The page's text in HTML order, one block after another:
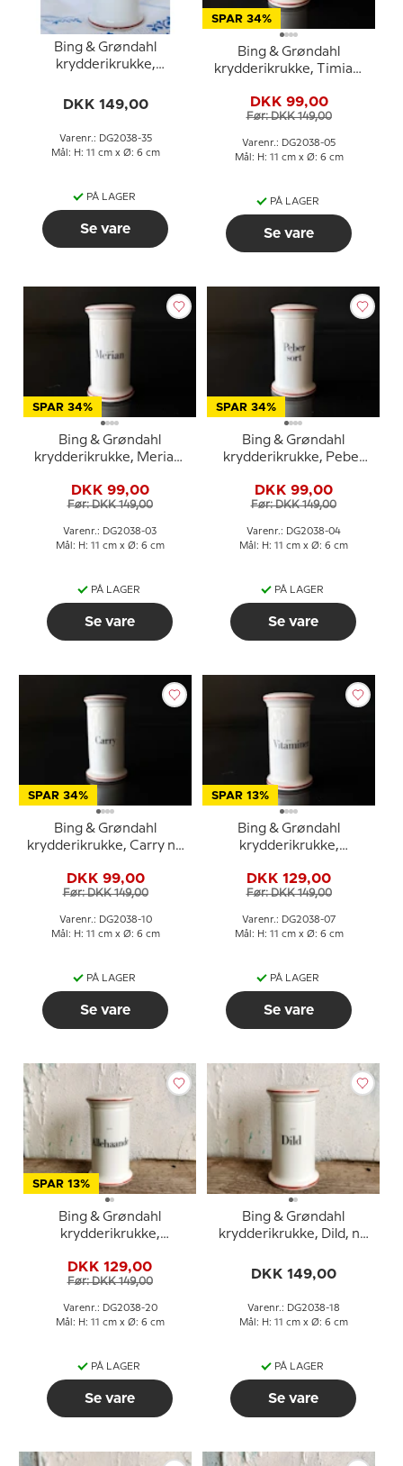
Bing & Grøndahl
krydderikrukke,
DKK 149,00
Varenr.: DG2038-35
Mål: H: 11 cm x Ø: 6 cm
PÅ LAGER
Se vare
SPAR 34%
Bing & Grøndahl
krydderikrukke, Timian,
DKK 99,00
Før: DKK 149,00
Varenr.: DG2038-05
Mål: H: 11 cm x Ø: 6 cm
PÅ LAGER
Se vare
SPAR 34%
Bing & Grøndahl
krydderikrukke, Merian,
DKK 99,00
Før: DKK 149,00
Varenr.: DG2038-03
Mål: H: 11 cm x Ø: 6 cm
PÅ LAGER
Se vare
SPAR 34%
Bing & Grøndahl
krydderikrukke, Peber
DKK 99,00
Før: DKK 149,00
Varenr.: DG2038-04
Mål: H: 11 cm x Ø: 6 cm
PÅ LAGER
Se vare
SPAR 34%
Bing & Grøndahl
krydderikrukke, Carry nr.
DKK 99,00
Før: DKK 149,00
Varenr.: DG2038-10
Mål: H: 11 cm x Ø: 6 cm
PÅ LAGER
Se vare
SPAR 13%
Bing & Grøndahl
krydderikrukke,
DKK 129,00
Før: DKK 149,00
Varenr.: DG2038-07
Mål: H: 11 cm x Ø: 6 cm
PÅ LAGER
Se vare
SPAR 13%
Bing & Grøndahl
krydderikrukke,
DKK 129,00
Før: DKK 149,00
Varenr.: DG2038-20
Mål: H: 11 cm x Ø: 6 cm
PÅ LAGER
Se vare
Bing & Grøndahl
krydderikrukke, Dild, nr.
DKK 149,00
Varenr.: DG2038-18
Mål: H: 11 cm x Ø: 6 cm
PÅ LAGER
Se vare